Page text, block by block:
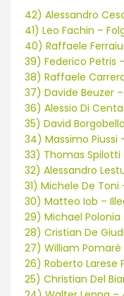
42) Alessandro
41) Leo Fachin –
40) Raffaele
39) Federico Petris
38) Raffaele
37) Davide Beuzer
36) Alessio Di
35) David
34) Massimo Piussi
33) Thomas Spilotti
32) Alessandro
31) Michele De
30) Matteo Iob –
29) Michael Polonia
28) Cristian De
27) William
26) Roberto Larese
25) Christian Del